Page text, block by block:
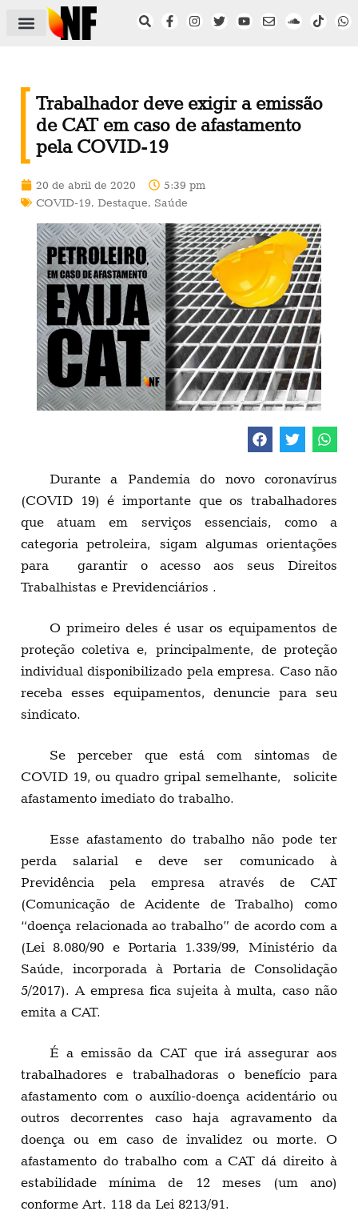
Trabalhador deve exigir a emissão
de CAT em caso de afastamento
pela COVID-19
20 de abril de 2020
5:39 pm
COVID-19, Destaque, Saúde
Durante a Pandemia do novo coronavírus
(COVID 19) é importante que os trabalhadores
que atuam em serviços essenciais, como a
categoria petroleira, sigam algumas orientações
para garantir o acesso aos seus Direitos
Trabalhistas e Previdenciários .
O primeiro deles é usar os equipamentos de
proteção coletiva e, principalmente, de proteção
individual disponibilizado pela empresa. Caso não
receba esses equipamentos, denuncie para seu
sindicato.
Se perceber que está com sintomas de
COVID 19, ou quadro gripal semelhante, solicite
afastamento imediato do trabalho.
Esse afastamento do trabalho não pode ter
perda salarial e deve ser comunicado à
Previdência pela empresa através de CAT
(Comunicação de Acidente de Trabalho) como
“doença relacionada ao trabalho” de acordo com a
(Lei 8.080/90 e Portaria 1.339/99, Ministério da
Saúde, incorporada à Portaria de Consolidação
5/2017). A empresa fica sujeita à multa, caso não
emita a CAT.
É a emissão da CAT que irá assegurar aos
trabalhadores e trabalhadoras o benefício para
afastamento com o auxílio-doença acidentário ou
outros decorrentes caso haja agravamento da
doença ou em caso de invalidez ou morte. O
afastamento do trabalho com a CAT dá direito à
estabilidade mínima de 12 meses (um ano)
conforme Art. 118 da Lei 8213/91.